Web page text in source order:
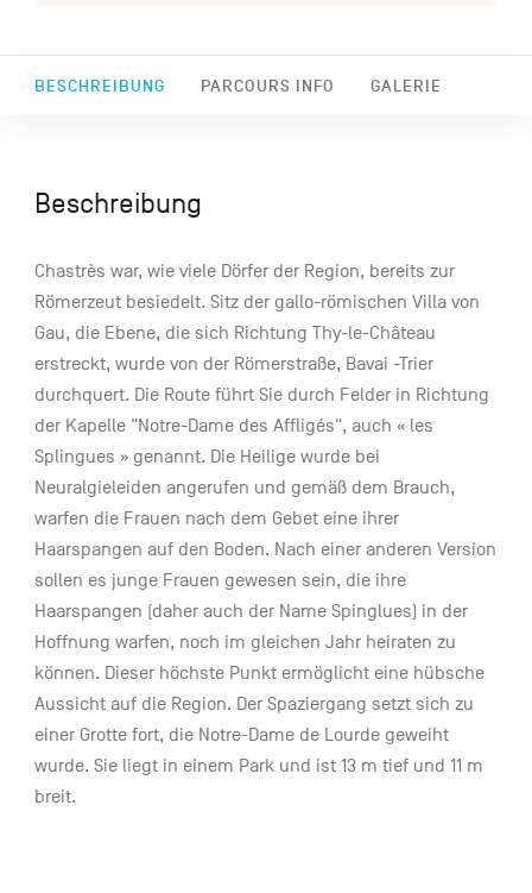
BESCHREIBUNG PARCOURS INFO GALERIE
Beschreibung
Chastrès war, wie viele Dörfer der Region, bereits zur
Römerzeut besiedelt. Sitz der gallo-römischen Villa von
Gau, die Ebene, die sich Richtung Thy-le-Château
erstreckt, wurde von der Römerstraße, Bavai -Trier
durchquert. Die Route führt Sie durch Felder in Richtung
der Kapelle "Notre-Dame des Affligés", auch « les
Splingues » genannt. Die Heilige wurde bei
Neuralgieleiden angerufen und gemäß dem Brauch,
warfen die Frauen nach dem Gebet eine ihrer
Haarspangen auf den Boden. Nach einer anderen Version
sollen es junge Frauen gewesen sein, die ihre
Haarspangen (daher auch der Name Spinglues) in der
Hoffnung warfen, noch im gleichen Jahr heiraten zu
können. Dieser höchste Punkt ermöglicht eine hübsche
Aussicht auf die Region. Der Spaziergang setzt sich zu
einer Grotte fort, die Notre-Dame de Lourde geweiht
wurde. Sie liegt in einem Park und ist 13 m tief und 11 m
breit.